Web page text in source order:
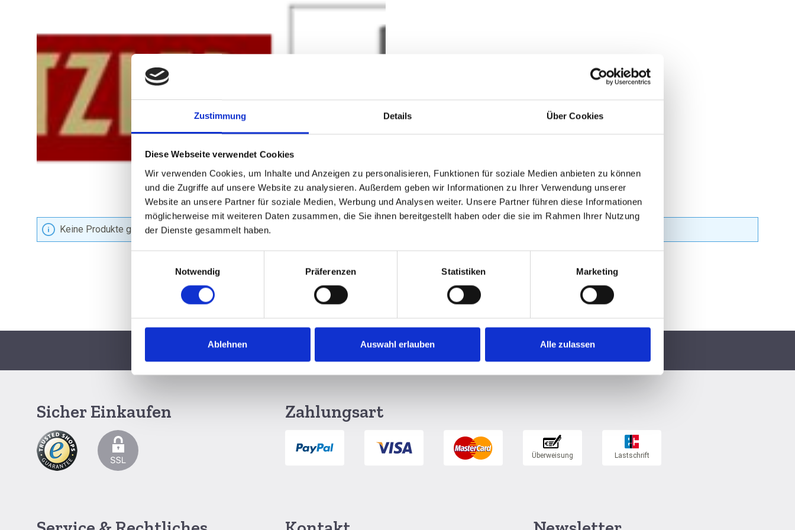
Zustimmung Details Über Cookies
Diese Webseite verwendet Cookies
Wir verwenden Cookies, um Inhalte und Anzeigen zu personalisieren, Funktionen für soziale Medien anbieten zu können
und die Zugriffe auf unsere Website zu analysieren. Außerdem geben wir Informationen zu Ihrer Verwendung unserer
Website an unsere Partner für soziale Medien, Werbung und Analysen weiter. Unsere Partner führen diese Informationen
möglicherweise mit weiteren Daten zusammen, die Sie ihnen bereitgestellt haben oder die sie im Rahmen Ihrer Nutzung
der Dienste gesammelt haben.
Notwendig
Präferenzen Statistiken Marketing
Ablehnen Auswahl erlauben Alle zulassen
Keine Produkte gefunden.
Schnelle Lieferung per DHL 6 Monate Widerrufsrecht Persönliche Fachberatung
Sicher Einkaufen Zahlungsart